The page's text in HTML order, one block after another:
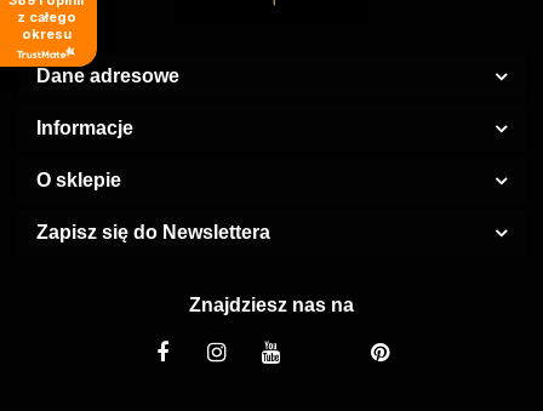
z całego
okresu
Dane adresowe
Informacje
O sklepie
Zapisz się do Newslettera
Znajdziesz nas na